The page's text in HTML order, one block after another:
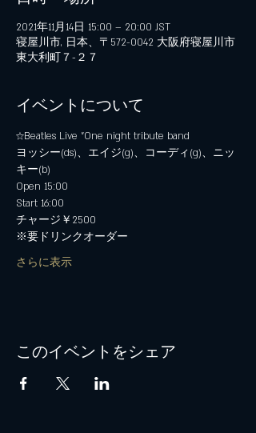
2021年11月14日 15:00 – 20:00 JST
寝屋川市, 日本、〒572-0042 大阪府寝屋川市
東大利町７−２７
イベントについて
☆Beatles Live "One night tribute band
ヨッシー(ds)、エイジ(g)、コーディ(g)、ニッ
キー(b)
Open 15:00
Start 16:00
チャージ￥2500
※要ドリンクオーダー
さらに表示
このイベントをシェア